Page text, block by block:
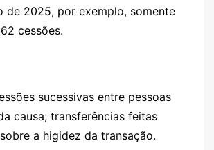
de 2025, por exemplo, somente
cessões.
sucessivas entre pessoas
causa; transferências feitas
a higidez da transação.